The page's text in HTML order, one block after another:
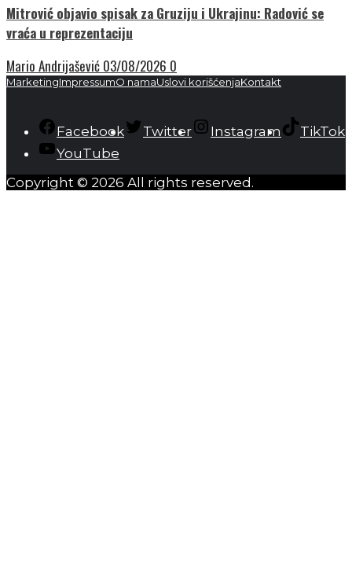
Mitrović objavio spisak za Gruziju i Ukrajinu: Radović se
vraća u reprezentaciju
Mario Andrijašević 03/08/2026 0
MarketingImpressumO namaUslovi korišćenjaKontakt
Facebook Twitter Instagram
TikTok
YouTube
Copyright © 2026 All rights reserved.